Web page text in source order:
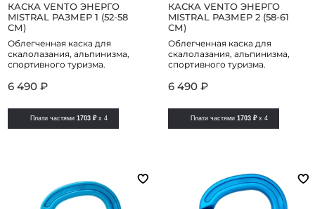
КАСКА VENTO ЭНЕРГО
MISTRAL РАЗМЕР 1 (52-58
СМ)
Облегченная каска для
скалолазания, альпинизма,
спортивного туризма.
6 490 ₽
Плати частями1703 ₽ x 4
КАСКА VENTO ЭНЕРГО
MISTRAL РАЗМЕР 2 (58-61
СМ)
Облегченная каска для
скалолазания, альпинизма,
спортивного туризма.
6 490 ₽
Плати частями 1703 ₽ x 4